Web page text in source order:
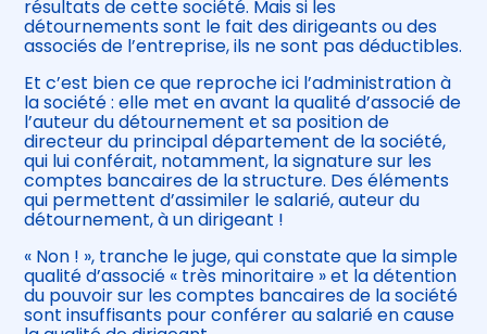
résultats de cette société. Mais si les
détournements sont le fait des dirigeants ou des
associés de l’entreprise, ils ne sont pas déductibles.
Et c’est bien ce que reproche ici l’administration à
la société : elle met en avant la qualité d’associé de
l’auteur du détournement et sa position de
directeur du principal département de la société,
qui lui conférait, notamment, la signature sur les
comptes bancaires de la structure. Des éléments
qui permettent d’assimiler le salarié, auteur du
détournement, à un dirigeant !
« Non ! », tranche le juge, qui constate que la simple
qualité d’associé « très minoritaire » et la détention
du pouvoir sur les comptes bancaires de la société
sont insuffisants pour conférer au salarié en cause